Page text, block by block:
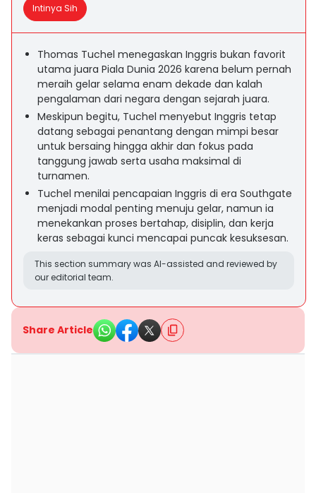
Intinya Sih
Thomas Tuchel menegaskan Inggris bukan favorit
utama juara Piala Dunia 2026 karena belum pernah
meraih gelar selama enam dekade dan kalah
pengalaman dari negara dengan sejarah juara.
Meskipun begitu, Tuchel menyebut Inggris tetap
datang sebagai penantang dengan mimpi besar
untuk bersaing hingga akhir dan fokus pada
tanggung jawab serta usaha maksimal di
turnamen.
Tuchel menilai pencapaian Inggris di era Southgate
menjadi modal penting menuju gelar, namun ia
menekankan proses bertahap, disiplin, dan kerja
keras sebagai kunci mencapai puncak kesuksesan.
This section summary was AI-assisted and reviewed by
our editorial team.
Share Article